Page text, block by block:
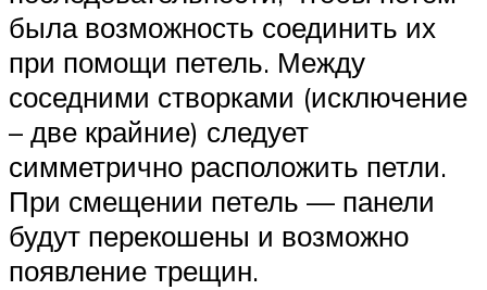
была возможность соединить их
при помощи петель. Между
соседними створками (исключение
– две крайние) следует
симметрично расположить петли.
При смещении петель — панели
будут перекошены и возможно
появление трещин.